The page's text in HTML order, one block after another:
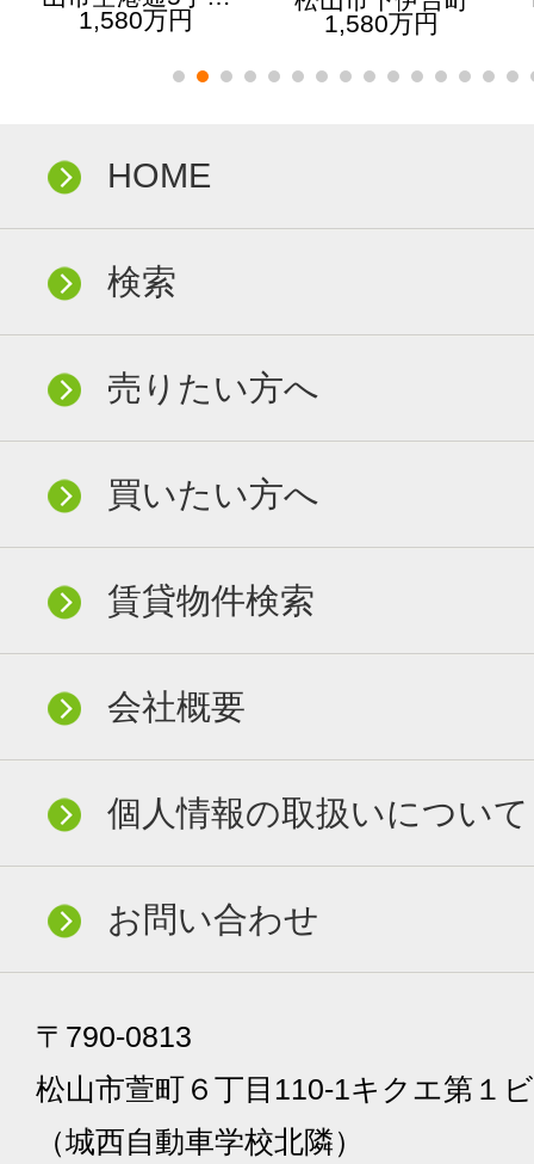
1,580万円
1,580万円
HOME
検索
売りたい方へ
買いたい方へ
賃貸物件検索
会社概要
個人情報の取扱いについて
お問い合わせ
〒790-0813
松山市萱町６丁目110-1キクエ第１
（城西自動車学校北隣）